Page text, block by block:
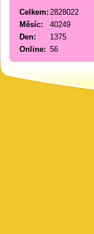
Online: 56
Celkem: 2828022
Měsíc:
40249
Den:
1375